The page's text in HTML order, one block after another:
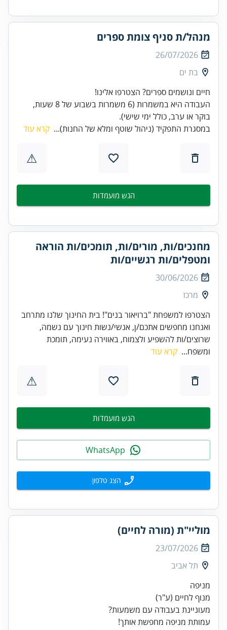
מנהל/ת סניף צומת ספרים
26/07/2026
בת ים
העבודה היא במשמרות (6 משמרות בשבוע של 8 שעות,
בוקר או ערב, כולל ימי שישי).
במסגרת התפקיד (ניהול שוטף ומלא של החנות)... קרא עוד
⚠
הגש מועמדות
מחנכים/ות, מורים/ות, תומכים/ות הוראה
ומטפלים/ות רגשיים/ות
30/06/2026
מרכז
הצטרפו למשפחת "ברויאור בנים"! בית החינוך שלנו מתרחב
ואנחנו מחפשים אתכם/ן, אנשי/נשות חינוך עם נשמה,
שרוצים/ות להשפיע ולצמוח, באווירה נעימה, תומכת
ומשפח... קרא עוד
⚠
הגש מועמדות
הצג טלפון
מוליי"ת (מורה לחיים)
23/07/2026
תל אביב
מנוף לחיים (ע"ר)
עמותת מניפה מחפשת אותך!